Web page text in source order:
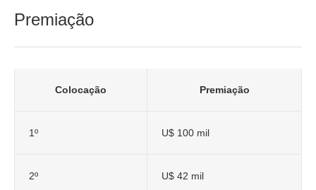
Premiação
Colocação Premiação
1º U$ 100 mil
2º U$ 42 mil